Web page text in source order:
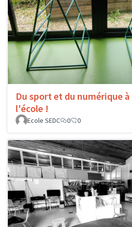
Du sport et du numérique à
l'école !
Ecole SEDC
0 0